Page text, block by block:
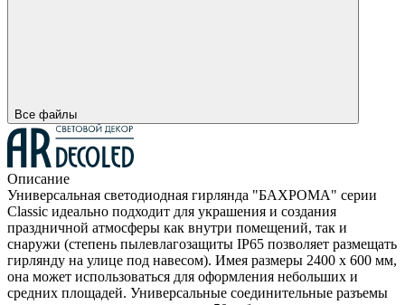
Все файлы
Описание
Универсальная светодиодная гирлянда "БАХРОМА" серии
Classic идеально подходит для украшения и создания
праздничной атмосферы как внутри помещений, так и
снаружи (степень пылевлагозащиты IP65 позволяет размещать
гирлянду на улице под навесом). Имея размеры 2400 x 600 мм,
она может использоваться для оформления небольших и
средних площадей. Универсальные соединительные разъемы